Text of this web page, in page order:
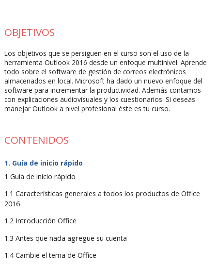
OBJETIVOS
Los objetivos que se persiguen en el curso son el uso de la
herramienta Outlook 2016 desde un enfoque multinivel. Aprende
todo sobre el software de gestión de correos electrónicos
almacenados en local. Microsoft ha dado un nuevo enfoque del
software para incrementar la productividad. Además contamos
con explicaciones audiovisuales y los cuestionarios. Si deseas
manejar Outlook a nivel profesional éste es tu curso.
CONTENIDOS
Guía de inicio rápido
1 Guía de inicio rápido
1.1 Características generales a todos los productos de Office
2016
1.2 Introducción Office
1.3 Antes que nada agregue su cuenta
1.4 Cambie el tema de Office